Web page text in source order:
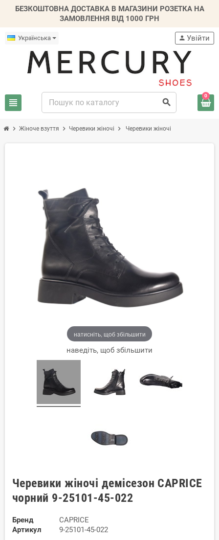
БЕЗКОШТОВНА ДОСТАВКА В МАГАЗИНИ РОЗЕТКА НА
ЗАМОВЛЕННЯ ВІД 1000 ГРН
Українська
view_headline search
person Увійти
0
chevron_right Жіноче взуття chevron_right Черевики жіночі chevron_right Черевики жіночі
натисніть, щоб збільшити
наведіть, щоб збільшити
Черевики жіночі демісезон CAPRICE
чорний 9-25101-45-022
Бренд
CAPRICE
Артикул
9-25101-45-022